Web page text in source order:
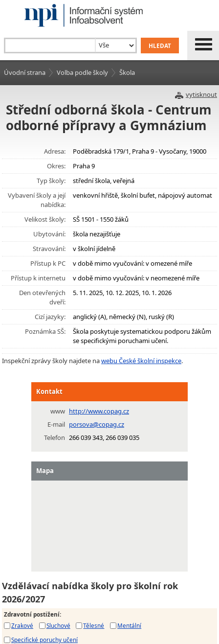
Úvodní strana Volba podle školy Škola
vytisknout
Střední odborná škola - Centrum
odborné přípravy a Gymnázium
Adresa:
Poděbradská 179/1, Praha 9 - Vysočany, 19000
Okres:
Praha 9
Typ školy:
střední škola, veřejná
Vybavení školy a její
nabídka:
venkovní hřiště, školní bufet, nápojový automat
Velikost školy:
SŠ 1501 - 1550 žáků
Ubytování:
škola nezajišťuje
Stravování:
v školní jídelně
Přístup k PC
v době mimo vyučování: v omezené míře
Přístup k internetu
v době mimo vyučování: v neomezené míře
Den otevřených
dveří:
5. 11. 2025, 10. 12. 2025, 10. 1. 2026
Cizí jazyky:
anglický (A), německý (N), ruský (R)
Poznámka SŠ:
Škola poskytuje systematickou podporu žákům
se specifickými poruchami učení.
Inspekční zprávy školy najdete nawebu České školní inspekce.
Kontakt
www http://www.copag.cz
E-mail porsova@copag.cz
Telefon 266 039 343, 266 039 035
Mapa
Vzdělávací nabídka školy pro školní rok
2026/2027
Zdravotní postižení:
Zrakové
Sluchové Tělesné
Mentální
Specifické poruchy učení